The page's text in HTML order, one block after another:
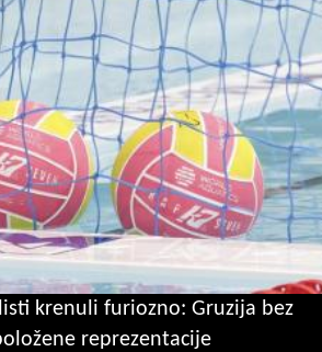
krenuli furiozno: Gruzija bez
reprezentacije